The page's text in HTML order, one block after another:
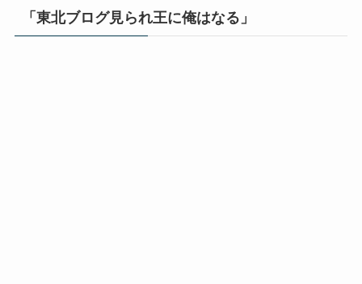
「東北ブログ見られ王に俺はなる」